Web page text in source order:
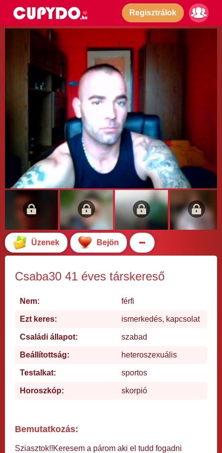
Regisztrálok
Üzenek Bejön
Csaba30 41 éves társkereső
Nem: férfi
Ezt keres: ismerkedés, kapcsolat
Családi állapot: szabad
Beállítottság: heteroszexuális
Testalkat: sportos
Horoszkóp: skorpió
Bemutatkozás:
Sziasztok!!Keresem a párom aki el tudd fogadni